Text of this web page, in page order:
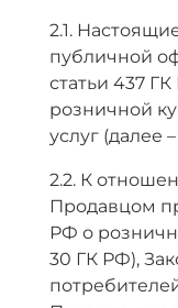
2.1.
публичной
статьи 437
розничной
услуг (далее
2.2. К
Продавцом
РФ о
30 ГК РФ),